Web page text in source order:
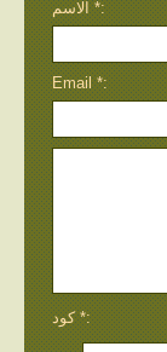
الاسم *:
Email *:
كود *: